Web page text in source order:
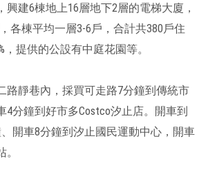
興建6棟地上16層地下2層的電梯大廈，
各棟平均一層3-6戶，合計共380戶住
，提供的公設有中庭花園等。
路靜巷內，採買可走路7分鐘到傳統市
4分鐘到好市多Costco汐止店。開車到
開車8分鐘到汐止國民運動中心，開車